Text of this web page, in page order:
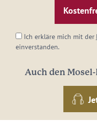
Adresse:
Ich erkläre mich mit der
einverstanden.
Auch den